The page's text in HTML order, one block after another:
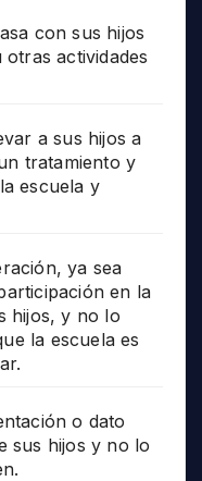
con sus hijos
actividades
a sus hijos a
tratamiento y
escuela y
ya sea
en la
hijos, y no lo
la escuela es
o dato
sus hijos y no lo